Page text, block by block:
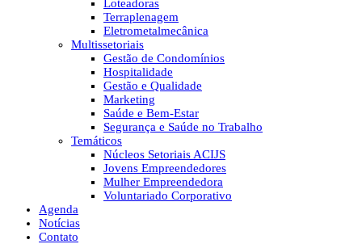
Loteadoras
Terraplenagem
Eletrometalmecânica
Multissetoriais
Gestão de Condomínios
Hospitalidade
Gestão e Qualidade
Marketing
Saúde e Bem-Estar
Segurança e Saúde no Trabalho
Temáticos
Núcleos Setoriais ACIJS
Jovens Empreendedores
Mulher Empreendedora
Voluntariado Corporativo
Agenda
Notícias
Contato